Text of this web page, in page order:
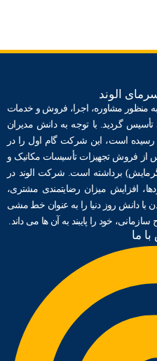
الوند
شرکت "اوج سرمای الوند" در سال 1380 به منظور مشاوره، اجرا، فروش و خدمات
گردید. با توجه به دانش مدیران
ای که اکنون به 50 سال رسیده است، این شرکت گام اول را در
از فروش تجهیزات ﺗﺄسیسات مکانیک و
برداشته است. شرکت الوند در
افزایش میزان رضایتمندی مشتری،
با دانش روز دنیا را به عنوان خط مشی
خود را پایبند به آن ها می داند.
ما